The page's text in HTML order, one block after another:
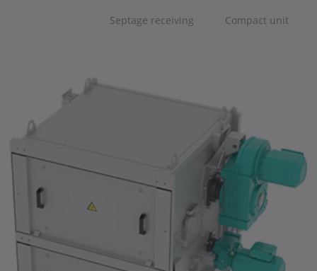
Septage receiving Compact unit